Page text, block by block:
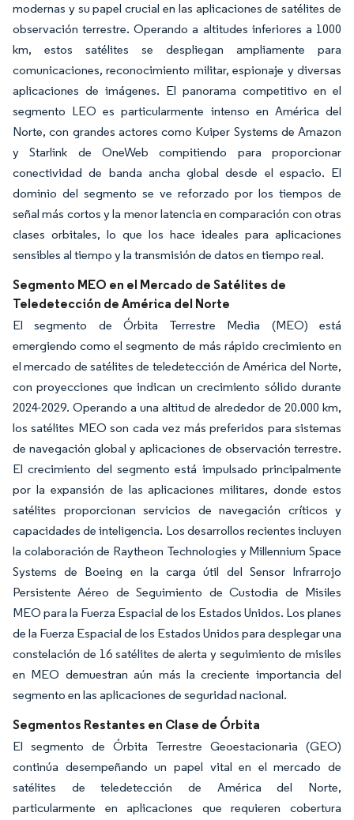
modernas y su papel crucial en las aplicaciones de satélites de
observación terrestre. Operando a altitudes inferiores a 1000
km, estos satélites se despliegan ampliamente para
comunicaciones, reconocimiento militar, espionaje y diversas
aplicaciones de imágenes. El panorama competitivo en el
segmento LEO es particularmente intenso en América del
Norte, con grandes actores como Kuiper Systems de Amazon
y Starlink de OneWeb compitiendo para proporcionar
conectividad de banda ancha global desde el espacio. El
dominio del segmento se ve reforzado por los tiempos de
señal más cortos y la menor latencia en comparación con otras
clases orbitales, lo que los hace ideales para aplicaciones
sensibles al tiempo y la transmisión de datos en tiempo real.
Segmento MEO en el Mercado de Satélites de
Teledetección de América del Norte
El segmento de Órbita Terrestre Media (MEO) está
emergiendo como el segmento de más rápido crecimiento en
el mercado de satélites de teledetección de América del Norte,
con proyecciones que indican un crecimiento sólido durante
2024-2029. Operando a una altitud de alrededor de 20.000 km,
los satélites MEO son cada vez más preferidos para sistemas
de navegación global y aplicaciones de observación terrestre.
El crecimiento del segmento está impulsado principalmente
por la expansión de las aplicaciones militares, donde estos
satélites proporcionan servicios de navegación críticos y
capacidades de inteligencia. Los desarrollos recientes incluyen
la colaboración de Raytheon Technologies y Millennium Space
Systems de Boeing en la carga útil del Sensor Infrarrojo
Persistente Aéreo de Seguimiento de Custodia de Misiles
MEO para la Fuerza Espacial de los Estados Unidos. Los planes
de la Fuerza Espacial de los Estados Unidos para desplegar una
constelación de 16 satélites de alerta y seguimiento de misiles
en MEO demuestran aún más la creciente importancia del
segmento en las aplicaciones de seguridad nacional.
Segmentos Restantes en Clase de Órbita
El segmento de Órbita Terrestre Geoestacionaria (GEO)
continúa desempeñando un papel vital en el mercado de
satélites de teledetección de América del Norte,
particularmente en aplicaciones que requieren cobertura